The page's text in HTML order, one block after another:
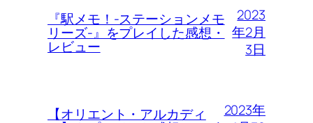
『駅メモ！-ステーションメモ
リーズ-』をプレイした感想・
レビュー
2023
年2月
3日
【オリエント・アルカディ
2023年